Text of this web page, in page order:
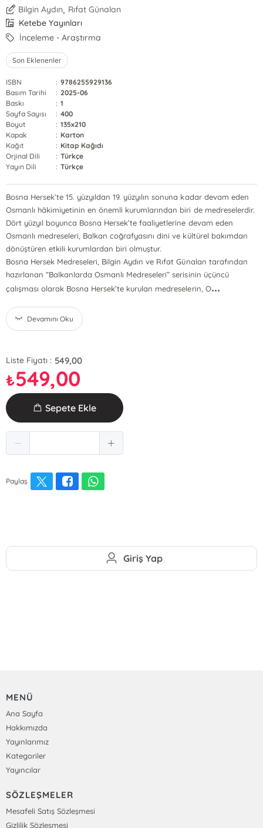
Bilgin Aydın, Rıfat Günalan
Ketebe Yayınları
İnceleme - Araştırma
Son Eklenenler
ISBN : 9786255929136
Basım Tarihi
: 2025-06
Baskı
: 1
Sayfa Sayısı
: 400
Boyut
: 135x210
Kapak
: Karton
Kağıt
: Kitap Kağıdı
Orjinal Dili
: Türkçe
Yayın Dili
: Türkçe
Bosna Hersek’te 15. yüzyıldan 19. yüzyılın sonuna kadar devam eden
Osmanlı hâkimiyetinin en önemli kurumlarından biri de medreselerdir.
Dört yüzyıl boyunca Bosna Hersek’te faaliyetlerine devam eden
Osmanlı medreseleri, Balkan coğrafyasını dini ve kültürel bakımdan
dönüştüren etkili kurumlardan biri olmuştur.
Bosna Hersek Medreseleri, Bilgin Aydın ve Rıfat Günalan tarafından
hazırlanan “Balkanlarda Osmanlı Medreseleri” serisinin üçüncü
çalışması olarak Bosna Hersek’te kurulan medreselerin, O...
Devamını Oku
Liste Fiyatı : 549,00
₺549,00
Sepete Ekle
Paylaş
Giriş Yap
MENÜ
Ana Sayfa
Hakkımızda
Yayınlarımız
Kategoriler
Yayıncılar
SÖZLEŞMELER
Mesafeli Satış Sözleşmesi
Gizlilik Sözleşmesi